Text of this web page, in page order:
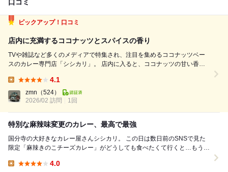
口コミ
ピックアップ！口コミ
店内に充満するココナッツとスパイスの香り
TVや雑誌など多くのメディアで特集され、注目を集めるココナッツベー
スのカレー専門店「シシカリ」。 店内に入ると、ココナッツの甘い香り
から食欲を刺激してきます。これだけでお腹が空いてきそうです。 今回
は、TV番組「ぶらり途中...
4.1
zmn （524）
2026/02 訪問
1回
特別な麻辣味変更のカレー、最高で最強
国分寺の大好きなカレー屋さんシシカリ。 この日は数日前のSNSで見た
限定「麻辣きのこチーズカレー」がどうしても食べたくて行くと…もう限
4.0